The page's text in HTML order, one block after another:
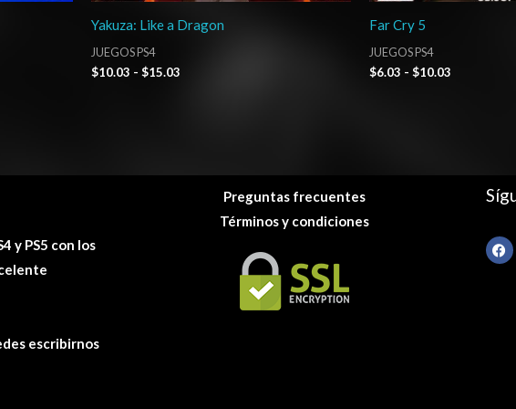
Yakuza: Like a Dragon
JUEGOS PS4
$10.03 - $15.03
Far Cry 5
JUEGOS PS4
$6.03 - $10.03
y PS5 con los
escribirnos
Preguntas frecuentes
Términos y condiciones
F
a